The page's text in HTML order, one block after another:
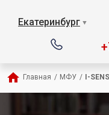
Екатеринбург ▼
Главная / МФУ / I-